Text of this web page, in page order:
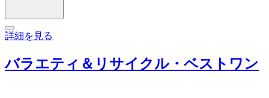
詳細を見る
バラエティ＆リサイクル・ベストワン